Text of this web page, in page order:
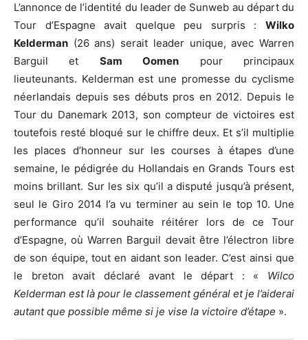
L’annonce de l’identité du leader de Sunweb au départ du
Tour d’Espagne avait quelque peu surpris : Wilko
Kelderman (26 ans) serait leader unique, avec Warren
Barguil et Sam Oomen pour principaux
lieuteunants. Kelderman est une promesse du cyclisme
néerlandais depuis ses débuts pros en 2012. Depuis le
Tour du Danemark 2013, son compteur de victoires est
toutefois resté bloqué sur le chiffre deux. Et s’il multiplie
les places d’honneur sur les courses à étapes d’une
semaine, le pédigrée du Hollandais en Grands Tours est
moins brillant. Sur les six qu’il a disputé jusqu’à présent,
seul le Giro 2014 l’a vu terminer au sein le top 10. Une
performance qu’il souhaite réitérer lors de ce Tour
d’Espagne, où Warren Barguil devait être l’électron libre
de son équipe, tout en aidant son leader. C’est ainsi que
le breton avait déclaré avant le départ : « Wilco
Kelderman est là pour le classement général et je l’aiderai
autant que possible même si je vise la victoire d’étape ».